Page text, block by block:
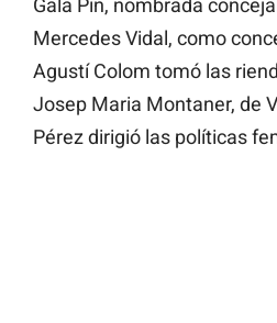
Gala Pin, nombrada
Mercedes Vidal, como
Agustí Colom tomó las
Josep Maria Montaner, de
Pérez dirigió las políticas